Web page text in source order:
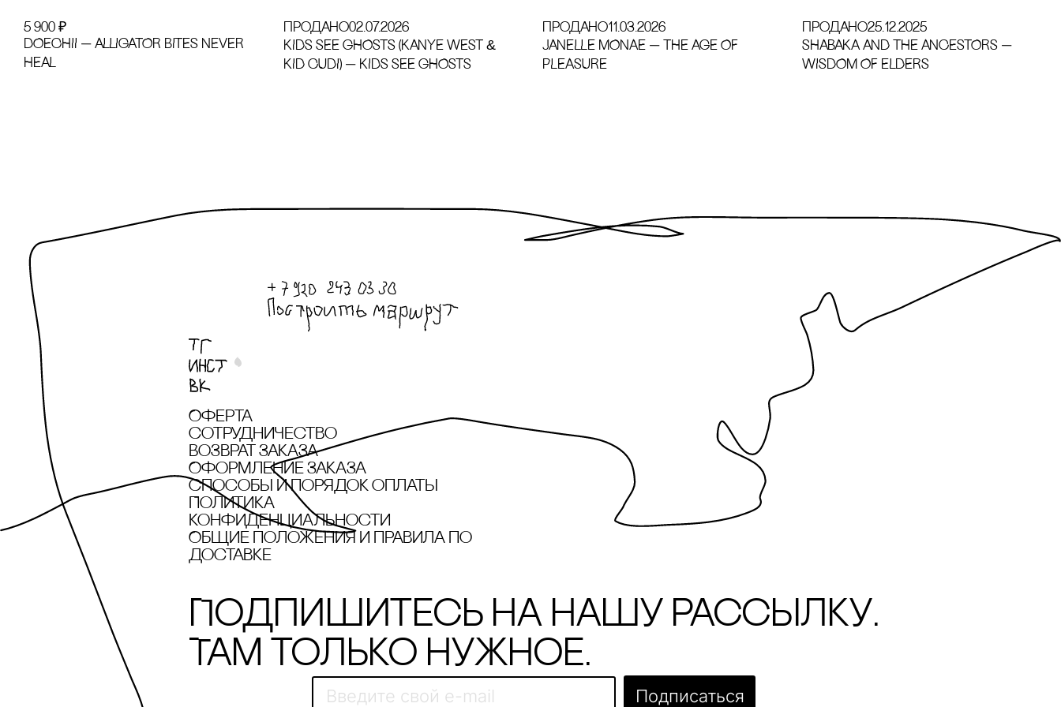
5 900 ₽
DOECHII — ALLIGATOR BITES NEVER
HEAL
продано02.07.2026
KIDS SEE GHOSTS (KANYE WEST &
KID CUDI) — KIDS SEE GHOSTS
продано11.03.2026
JANELLE MONAE — THE AGE OF
PLEASURE
продано25.12.2025
SHABAKA AND THE ANCESTORS —
WISDOM OF ELDERS
Оферта
сотрудничество
Возврат заказа
Оформление заказа
cпособы и порядок оплаты
Политика
конфиденциальности
Общие положения и правила по
доставке
Подпишитесь на нашу рассылку.
Там только нужное.
Подписаться